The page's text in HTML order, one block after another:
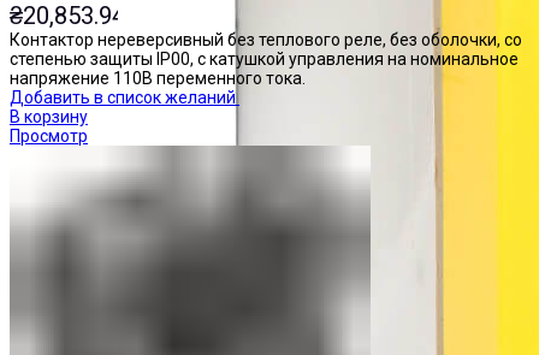
₴20,853.94
Контактор нереверсивный без теплового реле, без оболочки, со
степенью защиты IP00, с катушкой управления на номинальное
напряжение 110В переменного тока.
Добавить в список желаний
В корзину
Просмотр